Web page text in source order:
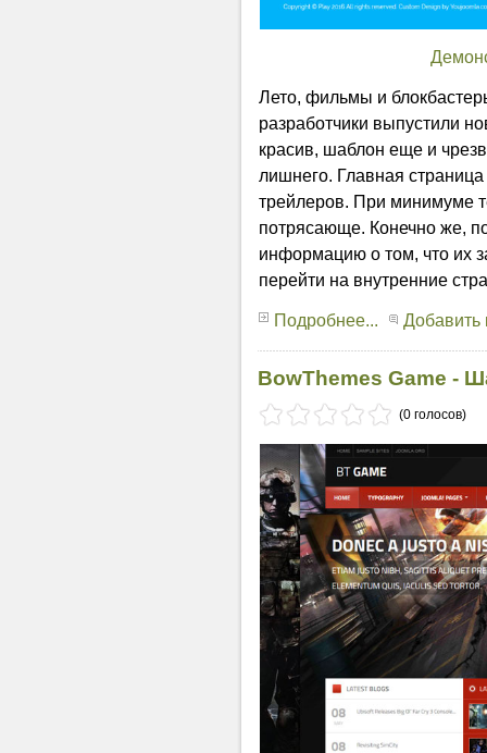
Лето, фильмы и
разработчики выпустили
красив, шаблон еще и
лишнего. Главная
трейлеров. При минимуме
потрясающе. Конечно же,
информацию о том, что их
перейти на внутренние
Подробнее... Добавить
BowThemes Game -
(0 голосов)